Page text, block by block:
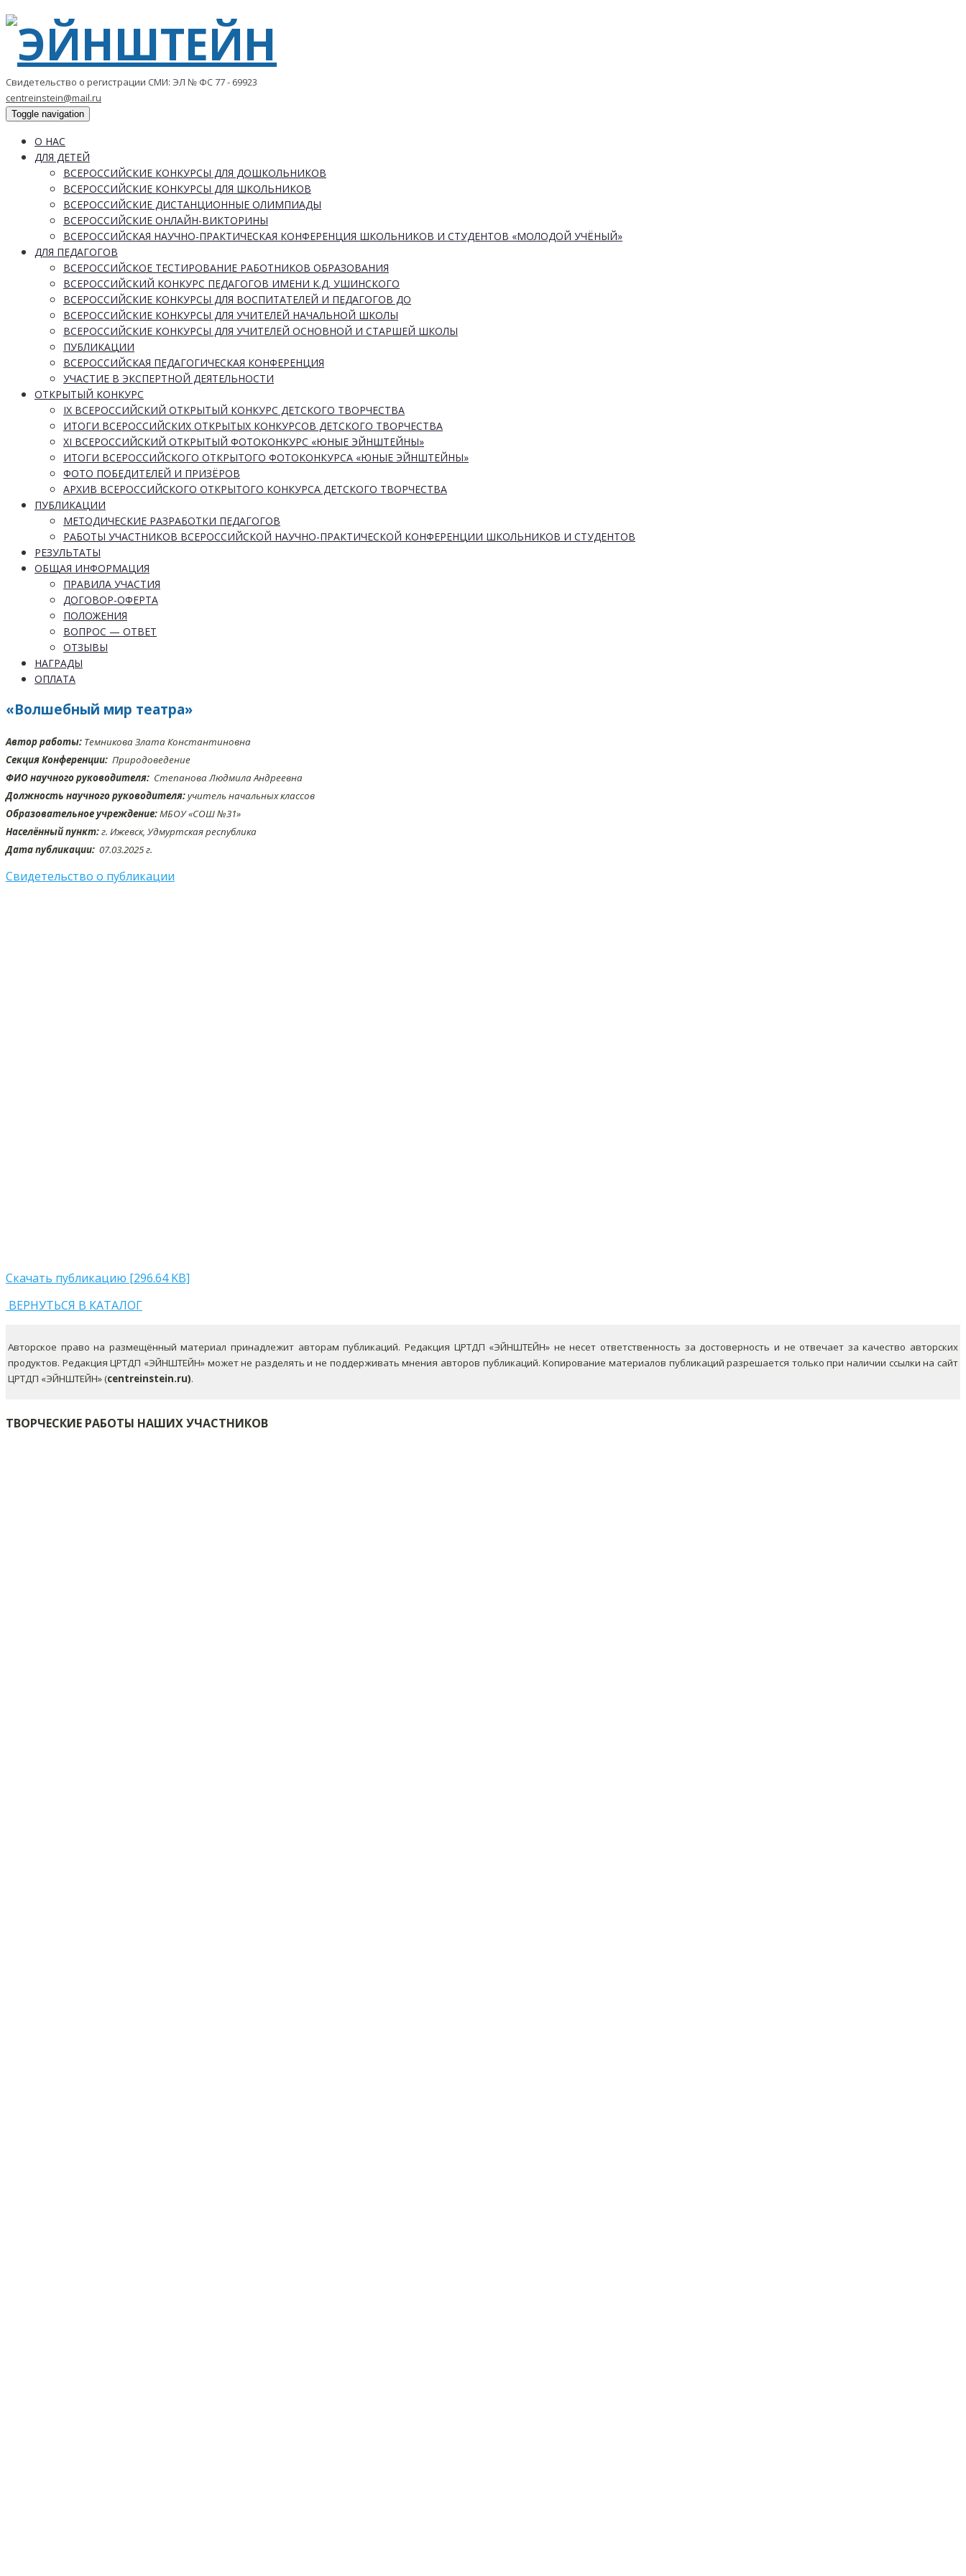
Свидетельство о регистрации СМИ: ЭЛ № ФС 77 - 69923
centreinstein@mail.ru
Toggle navigation
О НАС
ДЛЯ ДЕТЕЙ
ВСЕРОССИЙСКИЕ КОНКУРСЫ ДЛЯ ДОШКОЛЬНИКОВ
ВСЕРОССИЙСКИЕ КОНКУРСЫ ДЛЯ ШКОЛЬНИКОВ
ВСЕРОССИЙСКИЕ ДИСТАНЦИОННЫЕ ОЛИМПИАДЫ
ВСЕРОССИЙСКИЕ ОНЛАЙН-ВИКТОРИНЫ
ВСЕРОССИЙСКАЯ НАУЧНО-ПРАКТИЧЕСКАЯ КОНФЕРЕНЦИЯ ШКОЛЬНИКОВ И СТУДЕНТОВ «МОЛОДОЙ УЧЁНЫЙ»
ДЛЯ ПЕДАГОГОВ
ВСЕРОССИЙСКОЕ ТЕСТИРОВАНИЕ РАБОТНИКОВ ОБРАЗОВАНИЯ
ВСЕРОССИЙСКИЙ КОНКУРС ПЕДАГОГОВ ИМЕНИ К.Д. УШИНСКОГО
ВСЕРОССИЙСКИЕ КОНКУРСЫ ДЛЯ ВОСПИТАТЕЛЕЙ И ПЕДАГОГОВ ДО
ВСЕРОССИЙСКИЕ КОНКУРСЫ ДЛЯ УЧИТЕЛЕЙ НАЧАЛЬНОЙ ШКОЛЫ
ВСЕРОССИЙСКИЕ КОНКУРСЫ ДЛЯ УЧИТЕЛЕЙ ОСНОВНОЙ И СТАРШЕЙ ШКОЛЫ
ПУБЛИКАЦИИ
ВСЕРОССИЙСКАЯ ПЕДАГОГИЧЕСКАЯ КОНФЕРЕНЦИЯ
УЧАСТИЕ В ЭКСПЕРТНОЙ ДЕЯТЕЛЬНОСТИ
ОТКРЫТЫЙ КОНКУРС
IX ВСЕРОССИЙСКИЙ ОТКРЫТЫЙ КОНКУРС ДЕТСКОГО ТВОРЧЕСТВА
ИТОГИ ВСЕРОССИЙСКИХ ОТКРЫТЫХ КОНКУРСОВ ДЕТСКОГО ТВОРЧЕСТВА
XI ВСЕРОССИЙСКИЙ ОТКРЫТЫЙ ФОТОКОНКУРС «ЮНЫЕ ЭЙНШТЕЙНЫ»
ИТОГИ ВСЕРОССИЙСКОГО ОТКРЫТОГО ФОТОКОНКУРСА «ЮНЫЕ ЭЙНШТЕЙНЫ»
ФОТО ПОБЕДИТЕЛЕЙ И ПРИЗЁРОВ
АРХИВ ВСЕРОССИЙСКОГО ОТКРЫТОГО КОНКУРСА ДЕТСКОГО ТВОРЧЕСТВА
ПУБЛИКАЦИИ
МЕТОДИЧЕСКИЕ РАЗРАБОТКИ ПЕДАГОГОВ
РАБОТЫ УЧАСТНИКОВ ВСЕРОССИЙСКОЙ НАУЧНО-ПРАКТИЧЕСКОЙ КОНФЕРЕНЦИИ ШКОЛЬНИКОВ И СТУДЕНТОВ
РЕЗУЛЬТАТЫ
ОБЩАЯ ИНФОРМАЦИЯ
ПРАВИЛА УЧАСТИЯ
ДОГОВОР-ОФЕРТА
ПОЛОЖЕНИЯ
ВОПРОС — ОТВЕТ
ОТЗЫВЫ
НАГРАДЫ
ОПЛАТА
«Волшебный мир театра»
Автор работы: Темникова Злата Константиновна
Секция Конференции: Природоведение
ФИО научного руководителя: Степанова Людмила Андреевна
Должность научного руководителя:учитель начальных классов
Образовательное учреждение:МБОУ «СОШ №31»
Населённый пункт:г. Ижевск, Удмуртская республика
Дата публикации: 07.03.2025 г.
Свидетельство о публикации
Скачать публикацию [296.64 KB]
ВЕРНУТЬСЯ В КАТАЛОГ
Авторское право на размещённый материал принадлежит авторам публикаций. Редакция ЦРТДП «ЭЙНШТЕЙН» не несет ответственность за достоверность и не отвечает за качество авторских
продуктов. Редакция ЦРТДП «ЭЙНШТЕЙН» может не разделять и не поддерживать мнения авторов публикаций.Копирование материалов публикаций разрешается только при наличии ссылки на сайт
ЦРТДП «ЭЙНШТЕЙН» (centreinstein.ru).
ТВОРЧЕСКИЕ РАБОТЫ НАШИХ УЧАСТНИКОВ